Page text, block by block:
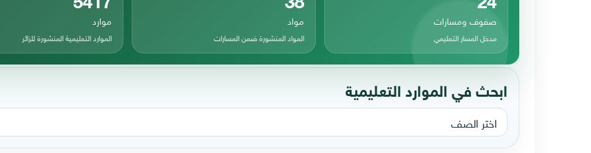
صفوف ومسارات
مدخل المسار التعليمي
مواد
المواد المنشورة ضمن المسارات
موارد
الموارد التعليمية المنشورة للزائر
ابحث في الموارد التعليمية